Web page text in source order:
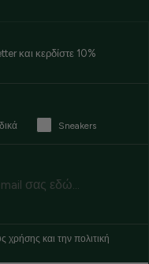
και κερδίστε 10%
Sneakers
χρήσης και την πολιτική